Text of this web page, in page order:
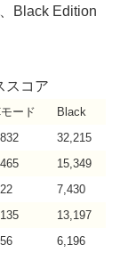
Black Edition
スコア
ード
Black
32,215
15,349
7,430
13,197
6,196